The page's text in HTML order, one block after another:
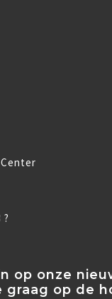
?
op onze
graag op de